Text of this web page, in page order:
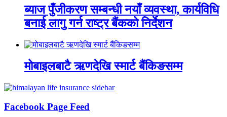
ब्याज पुँजीकरण सम्बन्धी नयाँ व्यवस्था, कार्यविधि
बनाई लागु गर्न राष्ट्र बैंकको निर्देशन
मोबाइलबाटै ऋणदेखि स्मार्ट बैंकिङसम्म
Facebook Page Feed